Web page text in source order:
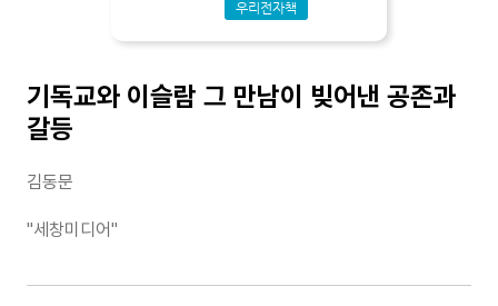
우리전자책
기독교와 이슬람 그 만남이 빚어낸 공존과
갈등
김동문
"세창미디어"